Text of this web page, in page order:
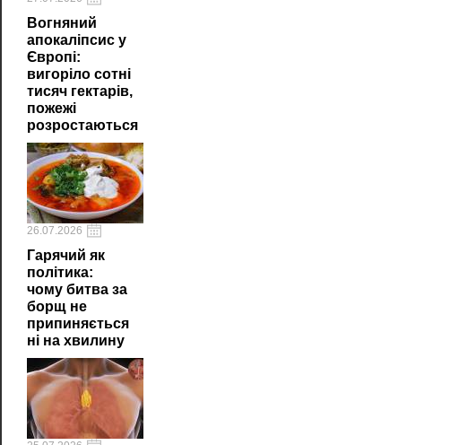
Вогняний
апокаліпсис у
Європі:
вигоріло сотні
тисяч гектарів,
пожежі
розростаються
26.07.2026
Гарячий як
політика:
чому битва за
борщ не
припиняється
ні на хвилину